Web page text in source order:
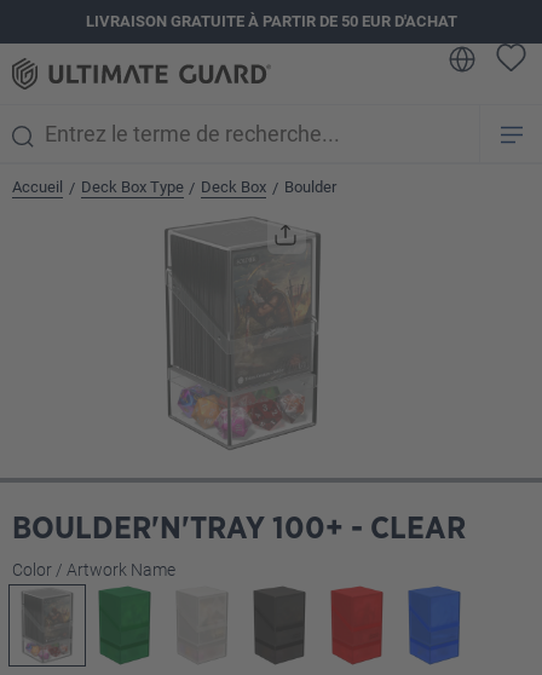
principalLIVRAISON GRATUITE À PARTIR DE 50 EUR D'ACHAT
Accueil / Deck Box Type / Deck Box / Boulder
Ignorer la galerie d'images
BOULDER'N'TRAY 100+ - CLEAR
Sélectionnez
Color / Artwork Name